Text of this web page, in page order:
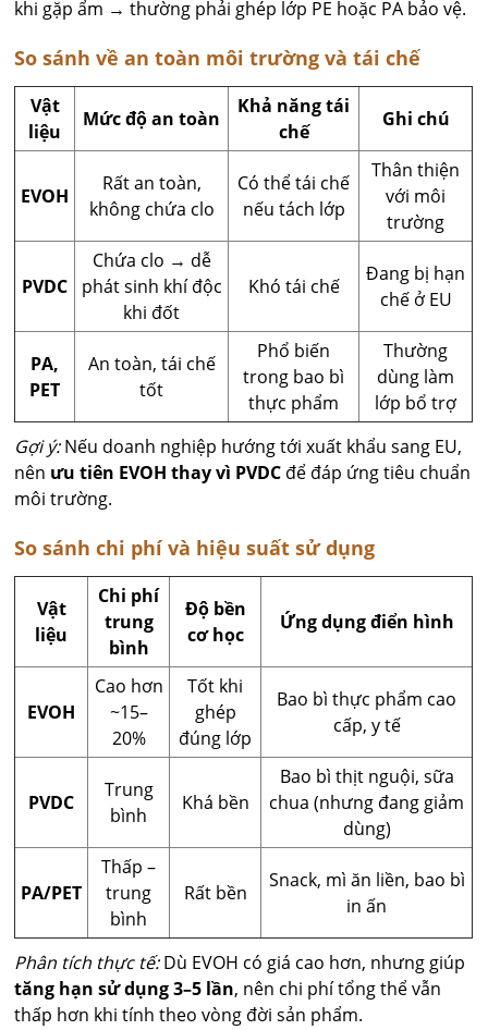
khi gặp ẩm → thường phải ghép lớp PE hoặc PA bảo vệ.
So sánh về an toàn môi trường và tái chế
Vật
liệu
Mức độ an toàn
Khả năng tái
chế
Ghi chú
EVOH
Rất an toàn,
không chứa clo
Có thể tái chế
nếu tách lớp
Thân thiện
với môi
trường
PVDC
Chứa clo → dễ
phát sinh khí độc
khi đốt
Khó tái chế
Đang bị hạn
chế ở EU
PA,
PET
An toàn, tái chế
tốt
Phổ biến
trong bao bì
thực phẩm
Thường
dùng làm
lớp bổ trợ
Gợi ý:Nếu doanh nghiệp hướng tới xuất khẩu sang EU,
nên ưu tiên EVOH thay vì PVDC để đáp ứng tiêu chuẩn
môi trường.
So sánh chi phí và hiệu suất sử dụng
Vật
liệu
Chi phí
trung
bình
Độ bền
cơ học
Ứng dụng điển hình
EVOH
Cao hơn
~15–
20%
Tốt khi
ghép
đúng lớp
Bao bì thực phẩm cao
cấp, y tế
PVDC
Trung
bình
Khá bền
Bao bì thịt nguội, sữa
chua (nhưng đang giảm
dùng)
PA/PET
Thấp –
trung
bình
Rất bền
Snack, mì ăn liền, bao bì
in ấn
Phân tích thực tế:Dù EVOH có giá cao hơn, nhưng giúp
tăng hạn sử dụng 3–5 lần, nên chi phí tổng thể vẫn
thấp hơn khi tính theo vòng đời sản phẩm.